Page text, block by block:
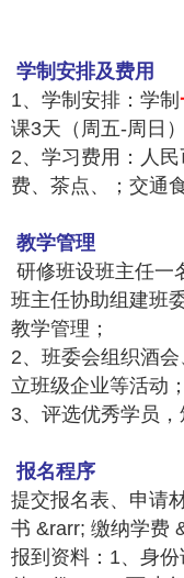
学制安排及费用
1、学制安排：学制
课3天（周五-周日）
2、学习费用：人民
费、茶点、；交通
教学管理
研修班设班主任一
班主任协助组建班
教学管理；
2、班委会组织酒
立班级企业等活动；
3、评选优秀学员，
报名程序
提交报名表、申请
书 &rarr; 缴纳学费
报到资料：1、身